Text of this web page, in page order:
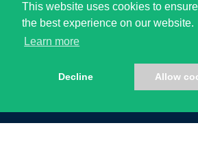
This website uses cookies to
the best experience on our website.
Learn more
Decline Allow
Rejoignez notre newsletter:
Web Design & Dev. by